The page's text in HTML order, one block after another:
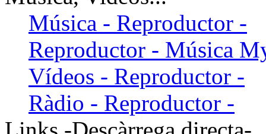
Música - Reproductor -
Reproductor - Música
Vídeos - Reproductor -
Ràdio - Reproductor -